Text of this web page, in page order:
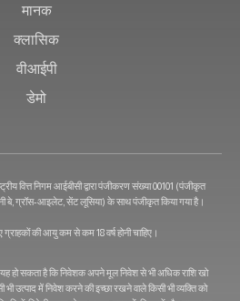
मानक
क्लासिक
वीआईपी
डेमो
वित्त निगम आईबीसी द्वारा पंजीकरण संख्या 00101 (पंजीकृत
बे, ग्रॉस-आइलेट, सेंट लूसिया) के साथ पंजीकृत किया गया है।
की आयु कम से कम 18 वर्ष होनी चाहिए।
हो सकता है कि निवेशक अपने मूल निवेश से भी अधिक राशि खो
उत्पाद में निवेश करने की इच्छा रखने वाले किसी भी व्यक्ति को